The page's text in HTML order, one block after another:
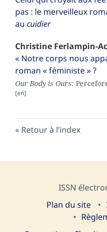
pas : le merveilleux
au cuidier
Christine Ferlampin-
« Notre corps nous
roman « féministe » ?
Our Body is Ours:
Retour à l’index
ISSN
Plan du site